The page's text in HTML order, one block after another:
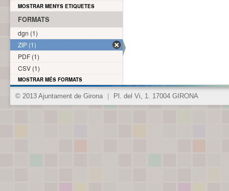
MOSTRAR MENYS ETIQUETES
FORMATS
dgn (1)
ZIP (1)
PDF (1)
CSV (1)
MOSTRAR MÉS FORMATS
© 2013 Ajuntament de Girona Pl. del Vi, 1. 17004 GIRONA